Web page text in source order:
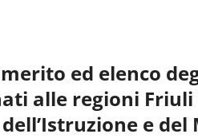
ed elenco
alle regioni Friuli
e